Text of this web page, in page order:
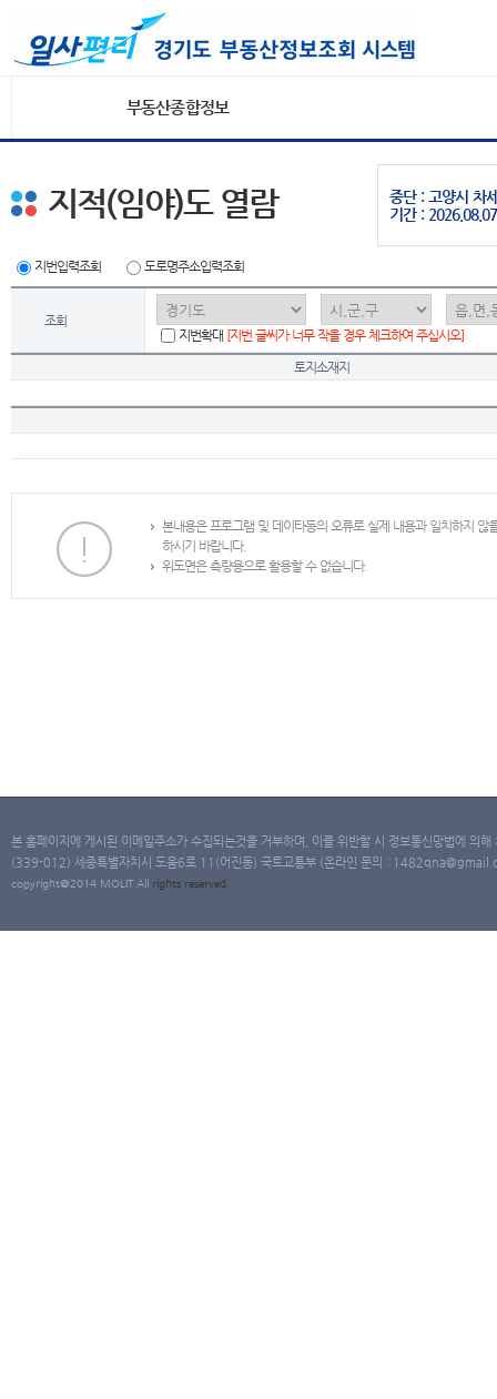
부동산종합정보
중단 : 고양시 차
기간 :
지적(임야)도 열람
지번입력조회 도로명주소입력조회
조회
지번확대 [지번 글씨가 너무 작을 경우 체크하여 주십시오]
토지소재지
본내용은 프로그램 및 데이타등의 오류로 실제 내용과 일치하지
하시기 바랍니다.
위도면은 측량용으로 활용할 수 없습니다.
본 홈페이지에 게시된 이메일주소가 수집되는것을 거부하며, 이를 위반할 시 정보통신망법에 의
(339-012) 세종특별자치시 도움6로 11(어진동) 국토교통부 (온라인 문의 :
copyright@2014 MOLIT All rights reserved.